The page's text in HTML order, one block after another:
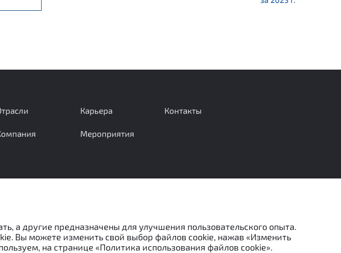
Карьера
Мероприятия
Контакты
а другие предназначены для улучшения пользовательского опыта.
Вы можете изменить свой выбор файлов cookie, нажав «Изменить
на странице «Политика использования файлов cookie».